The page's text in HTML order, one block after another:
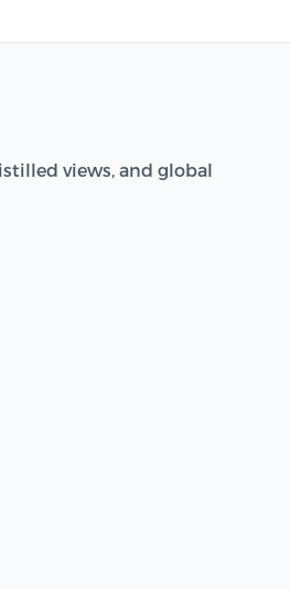
views, and global